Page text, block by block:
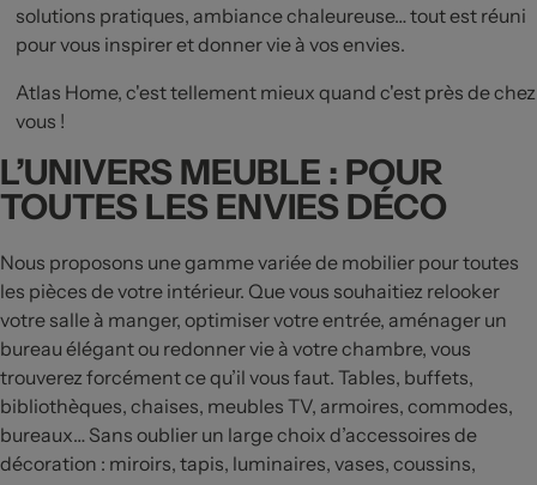
solutions pratiques, ambiance chaleureuse… tout est réuni
pour vous inspirer et donner vie à vos envies.
Atlas Home, c'est tellement mieux quand c'est près de chez
vous !
L’UNIVERS MEUBLE : POUR
TOUTES LES ENVIES DÉCO
Nous proposons une gamme variée de mobilier pour toutes
les pièces de votre intérieur. Que vous souhaitiez relooker
votre salle à manger, optimiser votre entrée, aménager un
bureau élégant ou redonner vie à votre chambre, vous
trouverez forcément ce qu’il vous faut. Tables, buffets,
bibliothèques, chaises, meubles TV, armoires, commodes,
bureaux… Sans oublier un large choix d’accessoires de
décoration : miroirs, tapis, luminaires, vases, coussins,